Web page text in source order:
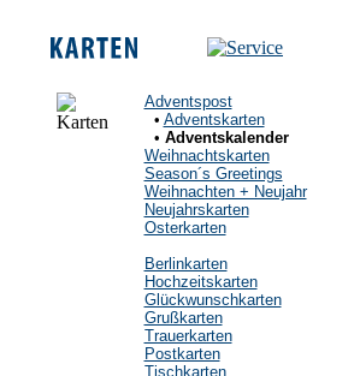
Adventspost
• Adventskarten
• Adventskalender
Weihnachtskarten
Season´s Greetings
Weihnachten + Neujahr
Neujahrskarten
Osterkarten
Berlinkarten
Hochzeitskarten
Glückwunschkarten
Grußkarten
Trauerkarten
Postkarten
Tischkarten